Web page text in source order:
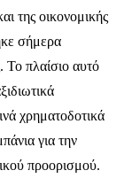
της οικονομικής
σήμερα
Το πλαίσιο αυτό
χρηματοδοτικά
για την
προορισμού.